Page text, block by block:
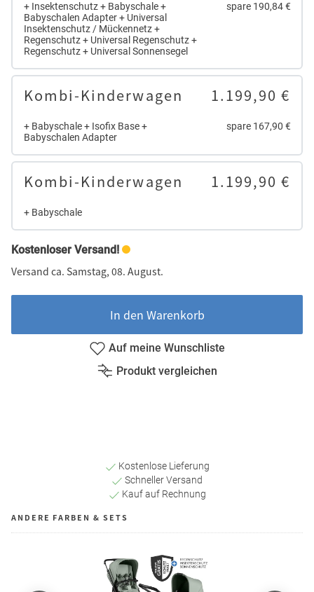
+ Insektenschutz + Babyschale +
Babyschalen Adapter + Universal
Insektenschutz / Mückennetz +
Regenschutz + Universal Regenschutz +
Regenschutz + Universal Sonnensegel
spare 190,84 €
Kombi-Kinderwagen
+ Babyschale + Isofix Base +
Babyschalen Adapter
1.199,90 €
spare 167,90 €
Kombi-Kinderwagen
+ Babyschale
1.199,90 €
Kostenloser Versand!
Versand ca. Samstag, 08. August.
In den Warenkorb
Auf meine Wunschliste
Produkt vergleichen
Kostenlose Lieferung
Schneller Versand
Kauf auf Rechnung
ANDERE FARBEN & SETS